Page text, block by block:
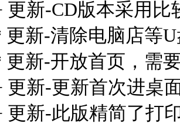
更新-CD版本采用
更新-清除电脑店等
更新-开放首页，需
更新-更新首次进桌
更新-此版精简了打